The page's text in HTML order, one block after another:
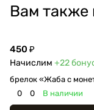
Вам также
450 ₽
Начислим +22
брелок «Жаба с
0
0 В наличии